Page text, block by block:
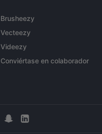
Brusheezy
Vecteezy
Videezy
Conviértase en colaborador